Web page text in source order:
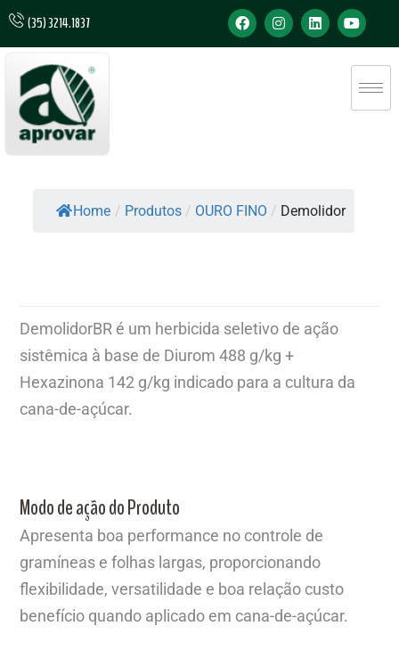
(35) 3214.1837
Home / Produtos / OURO FINO / Demolidor
DemolidorBR é um herbicida seletivo de ação
sistêmica à base de Diurom 488 g/kg +
Hexazinona 142 g/kg indicado para a cultura da
cana-de-açúcar.
Modo de ação do Produto
Apresenta boa performance no controle de
gramíneas e folhas largas, proporcionando
flexibilidade, versatilidade e boa relação custo
benefício quando aplicado em cana-de-açúcar.